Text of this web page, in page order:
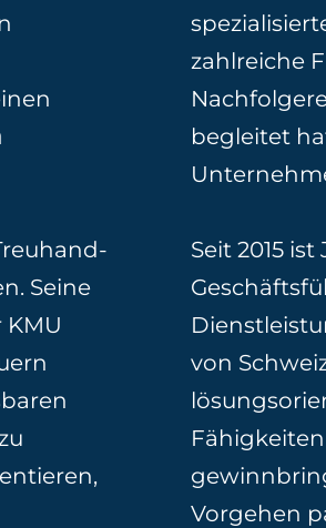
Seine
zahlreiche
begleitet
Seit 2015
von
Vorgehen